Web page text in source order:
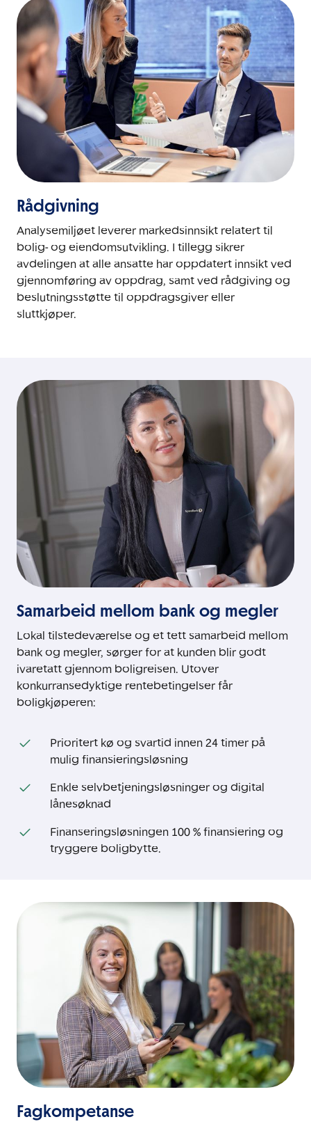
Rådgivning
Analysemiljøet leverer markedsinnsikt relatert til
bolig- og eiendomsutvikling. I tillegg sikrer
avdelingen at alle ansatte har oppdatert innsikt ved
gjennomføring av oppdrag, samt ved rådgiving og
beslutningsstøtte til oppdragsgiver eller
sluttkjøper.
Samarbeid mellom bank og megler
Lokal tilstedeværelse og et tett samarbeid mellom
bank og megler, sørger for at kunden blir godt
ivaretatt gjennom boligreisen. Utover
konkurransedyktige rentebetingelser får
boligkjøperen:
Prioritert kø og svartid innen 24 timer på
mulig finansieringsløsning
Enkle selvbetjeningsløsninger og digital
lånesøknad
Finanseringsløsningen 100 % finansiering og
tryggere boligbytte.
Fagkompetanse